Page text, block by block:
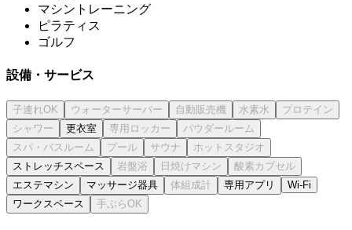
マシントレーニング
ピラティス
ゴルフ
設備・サービス
更衣室
ストレッチスペース
エステマシン
マッサージ器具 専用アプリ
Wi-Fi
ワークスペース